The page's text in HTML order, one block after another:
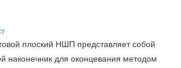
плоский НШП представляет собой
наконечник для оконцевания методом